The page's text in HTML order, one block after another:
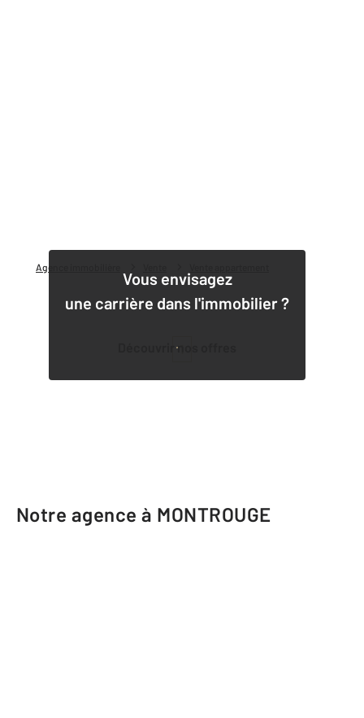
Agence immobilière
Vous envisagez
une carrière dans l'immobilier ?
Découvrir nos offres
Notre agence à MONTROUGE